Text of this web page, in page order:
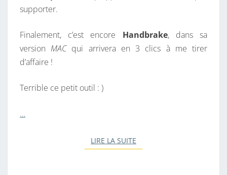
D
E
C
supporter.
Finalement, c’est encore Handbrake, dans sa
versionMACqui arrivera en 3 clics à me tirer
d’affaire !
Terrible ce petit outil : )
…
LIRE LA SUITE